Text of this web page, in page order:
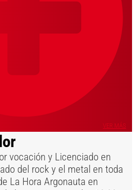
VER MÁS
vocación y Licenciado en
del rock y el metal en toda
La Hora Argonauta en